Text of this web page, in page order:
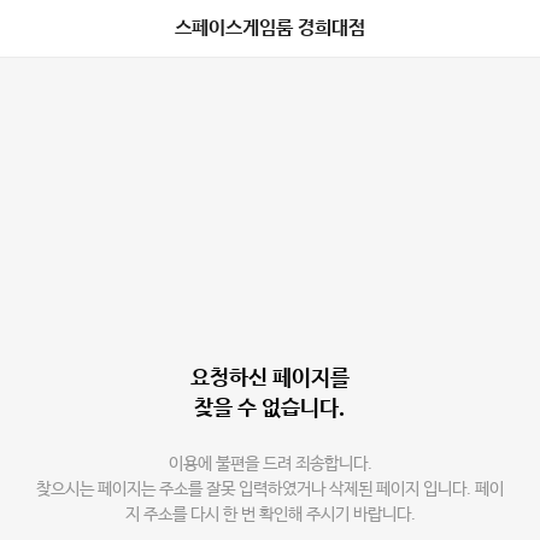
스페이스게임룸 경희대점
요청하신 페이지를
찾을 수 없습니다.
이용에 불편을 드려 죄송합니다.
찾으시는 페이지는 주소를 잘못 입력하였거나 삭제된 페이지 입니다. 페이
지 주소를 다시 한 번 확인해 주시기 바랍니다.